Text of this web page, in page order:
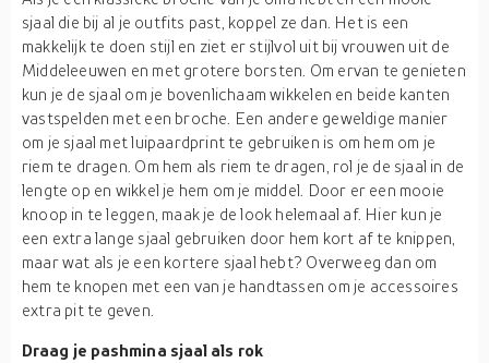
sjaal die bij al je outfits past, koppel ze dan. Het is een
makkelijk te doen stijl en ziet er stijlvol uit bij vrouwen uit de
Middeleeuwen en met grotere borsten. Om ervan te genieten
kun je de sjaal om je bovenlichaam wikkelen en beide kanten
vastspelden met een broche. Een andere geweldige manier
om je sjaal met luipaardprint te gebruiken is om hem om je
riem te dragen. Om hem als riem te dragen, rol je de sjaal in de
lengte op en wikkel je hem om je middel. Door er een mooie
knoop in te leggen, maak je de look helemaal af. Hier kun je
een extra lange sjaal gebruiken door hem kort af te knippen,
maar wat als je een kortere sjaal hebt? Overweeg dan om
hem te knopen met een van je handtassen om je accessoires
extra pit te geven.
Draag je pashmina sjaal als rok